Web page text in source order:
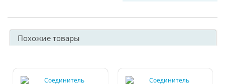
Похожие товары